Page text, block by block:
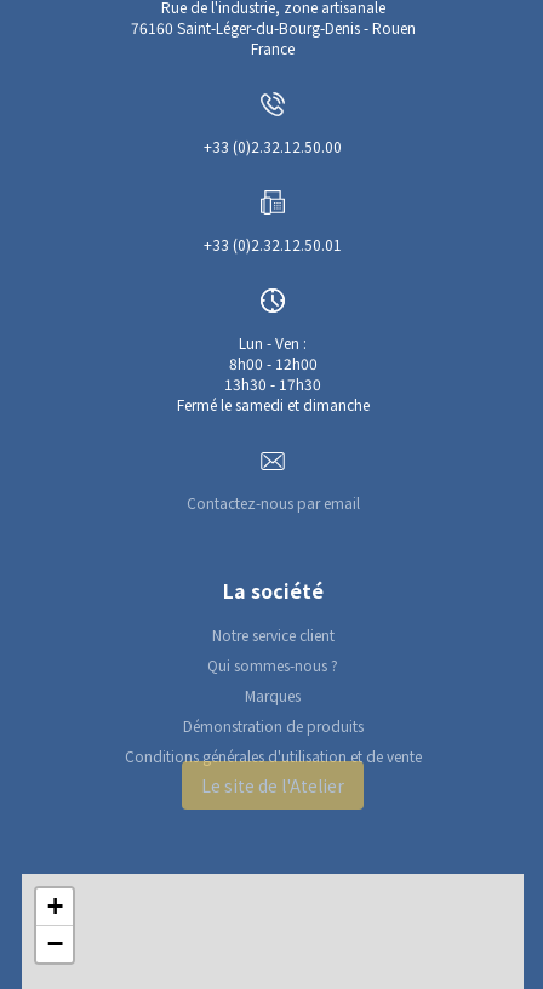
Rue de l'industrie, zone artisanale
76160 Saint-Léger-du-Bourg-Denis - Rouen
France
+33 (0)2.32.12.50.00
+33 (0)2.32.12.50.01
Lun - Ven :
8h00 - 12h00
13h30 - 17h30
Fermé le samedi et dimanche
Contactez-nous par email
La société
Notre service client
Qui sommes-nous ?
Marques
Démonstration de produits
Conditions générales d'utilisation et de vente
Le site de l'Atelier